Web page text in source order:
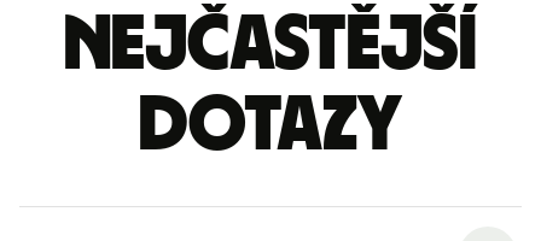
Nejčastější
dotazy